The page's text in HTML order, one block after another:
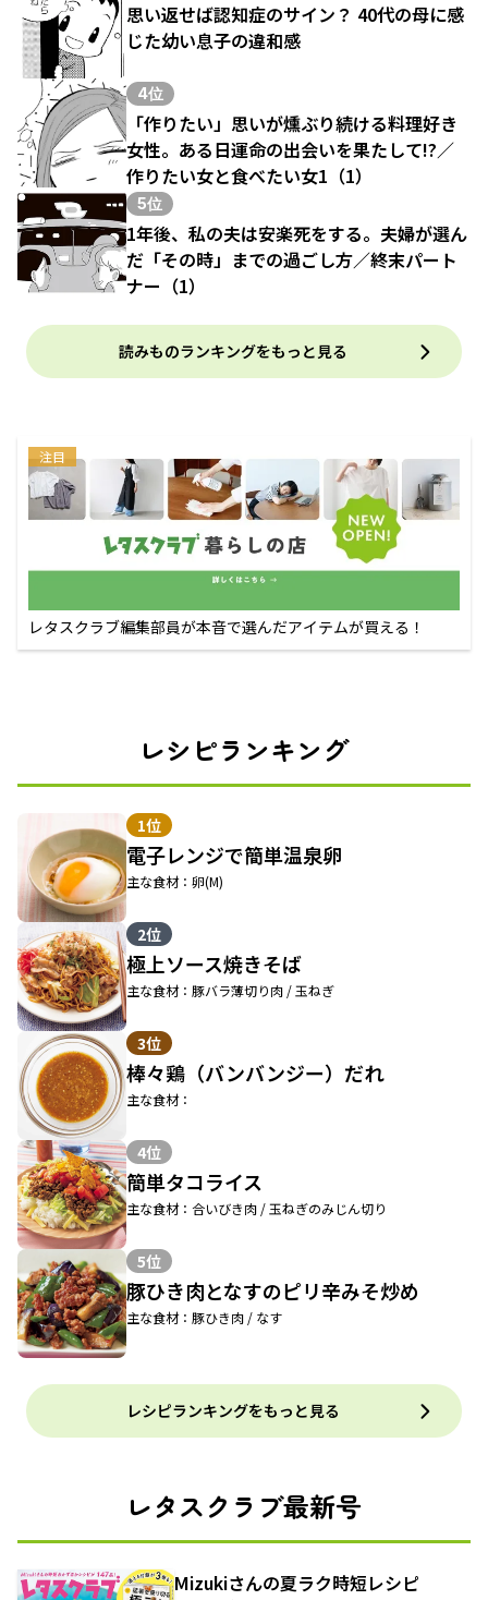
思い返せば認知症のサイン？ 40代の母に感
じた幼い息子の違和感
4位
「作りたい」思いが燻ぶり続ける料理好き
女性。ある日運命の出会いを果たして!?／
作りたい女と食べたい女1（1）
5位
1年後、私の夫は安楽死をする。夫婦が選ん
だ「その時」までの過ごし方／終末パート
ナー（1）
読みものランキングをもっと見る
注目
レタスクラブ編集部員が本音で選んだアイテムが買える！
レシピランキング
1位
電子レンジで簡単温泉卵
主な食材：卵(M)
2位
極上ソース焼きそば
主な食材：豚バラ薄切り肉 / 玉ねぎ
3位
棒々鶏（バンバンジー）だれ
主な食材：
4位
簡単タコライス
主な食材：合いびき肉 / 玉ねぎのみじん切り
5位
豚ひき肉となすのピリ辛みそ炒め
主な食材：豚ひき肉 / なす
レシピランキングをもっと見る
レタスクラブ最新号
Mizukiさんの夏ラク時短レシピ